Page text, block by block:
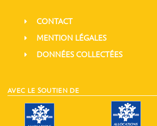
CONTACT
MENTION LÉGALES
DONNÉES COLLECTÉES
AVEC LE SOUTIEN DE